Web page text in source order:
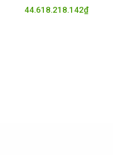
44.618.218.142₫